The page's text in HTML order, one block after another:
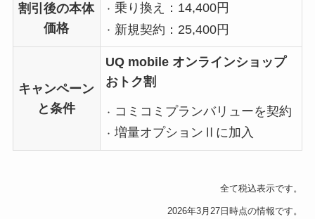
割引後の本体
価格
乗り換え：14,400円
新規契約：25,400円
キャンペーン
と条件
UQ mobile オンラインショップ
おトク割
コミコミプランバリューを契約
増量オプションⅡに加入
全て税込表示です。
2026年3月27日時点の情報です。